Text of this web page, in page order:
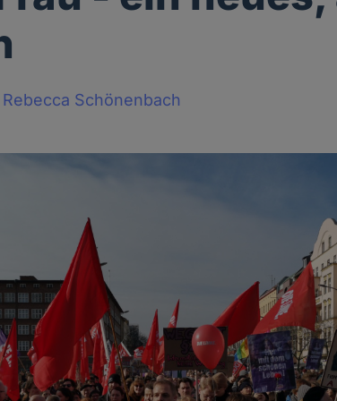
Rebecca Schönenbach